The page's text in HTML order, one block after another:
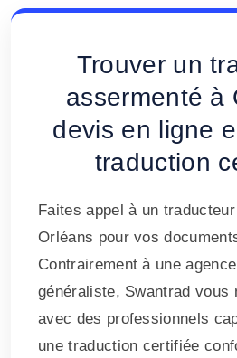
Trouver un
assermenté à
devis en ligne
traduction
Faites appel à un
Orléans pour vos
Contrairement à une
généraliste, Swantrad vous
avec des professionnels
une traduction certifiée